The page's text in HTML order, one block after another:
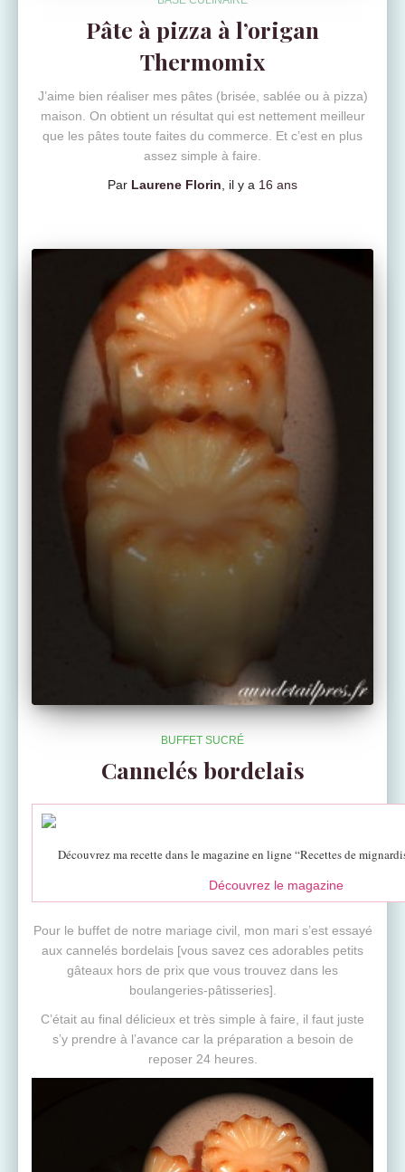
Pâte à pizza à l’origan
Thermomix
J’aime bien réaliser mes pâtes (brisée, sablée ou à pizza)
maison. On obtient un résultat qui est nettement meilleur
que les pâtes toute faites du commerce. Et c’est en plus
assez simple à faire.
Par Laurene Florin , il y a 16 ans
BUFFET SUCRÉ
Cannelés bordelais
Découvrez ma recette dans le magazine en ligne “Recettes de
Découvrez le magazine
Pour le buffet de notre mariage civil, mon mari s’est essayé
aux cannelés bordelais [vous savez ces adorables petits
gâteaux hors de prix que vous trouvez dans les
boulangeries-pâtisseries].
C’était au final délicieux et très simple à faire, il faut juste
s’y prendre à l’avance car la préparation a besoin de
reposer 24 heures.